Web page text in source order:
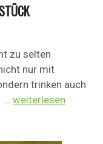
zu selten
nur mit
trinken auch
weiterlesen